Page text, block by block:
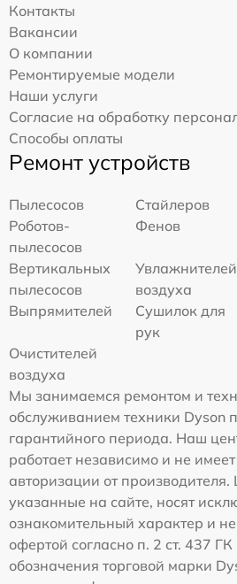
Контакты
Вакансии
О компании
Ремонтируемые модели
Наши услуги
Согласие на обработку
Способы оплаты
Ремонт устройств
Пылесосов
Стайлеров
Роботов-
пылесосов
Фенов
Вертикальных
пылесосов
Увлажнителей
воздуха
Выпрямителей
Сушилок для
рук
Очистителей
воздуха
Мы занимаемся ремонтом и
обслуживанием техники Dyson
гарантийного периода. Наш
работает независимо и не
авторизации от
указанные на сайте, носят
ознакомительный характер и
офертой согласно п. 2 ст. 437
обозначения торговой марки